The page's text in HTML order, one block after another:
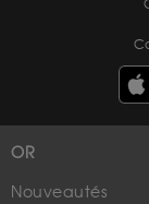
OR
Nouveautés